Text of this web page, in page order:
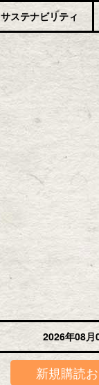
2026年08月
新規購読
サステナビリティ